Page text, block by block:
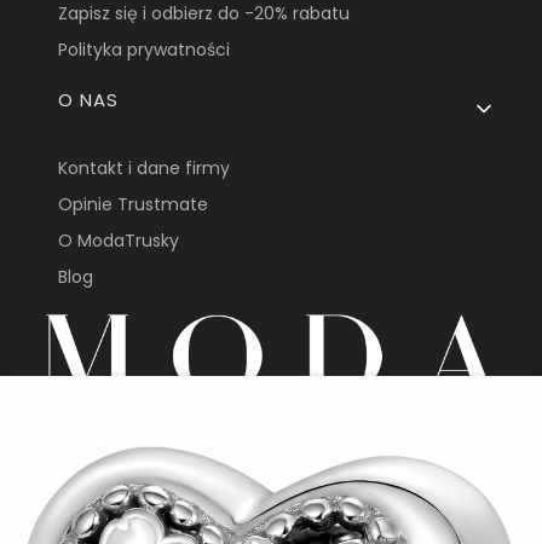
Zapisz się i odbierz do -20% rabatu
Polityka prywatności
O NAS
Kontakt i dane firmy
Opinie Trustmate
O ModaTrusky
Blog